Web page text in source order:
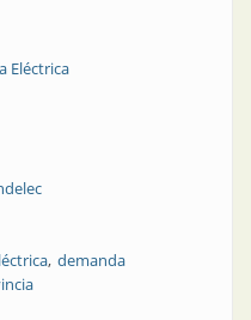
Eléctrica
demanda